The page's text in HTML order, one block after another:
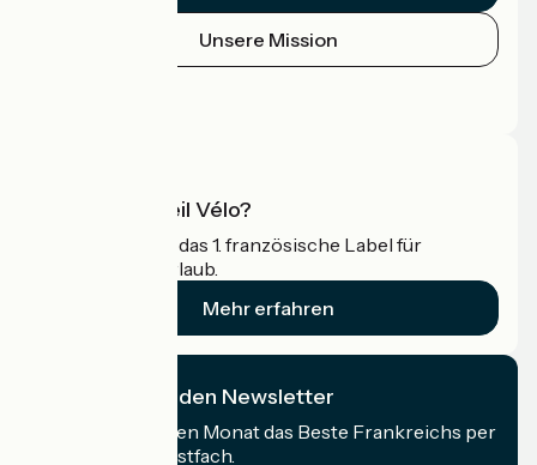
Unsere Mission
Was ist Accueil Vélo?
Accueil Vélo ist das 1. französische Label für
Radfahrer im Urlaub.
Mehr erfahren
Ich abonniere den Newsletter
Erhalten Sie jeden Monat das Beste Frankreichs per
Rad in Ihrem Postfach.